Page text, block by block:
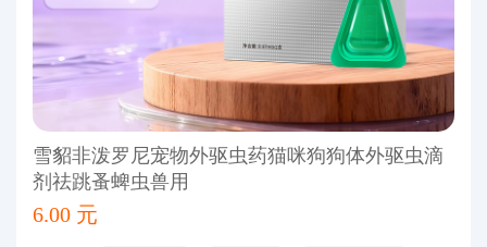
雪貂非泼罗尼宠物外驱虫药猫咪狗狗体外驱虫滴
剂祛跳蚤蜱虫兽用
6.00 元